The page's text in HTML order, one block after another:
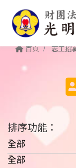
首頁 志工招
排序功能：